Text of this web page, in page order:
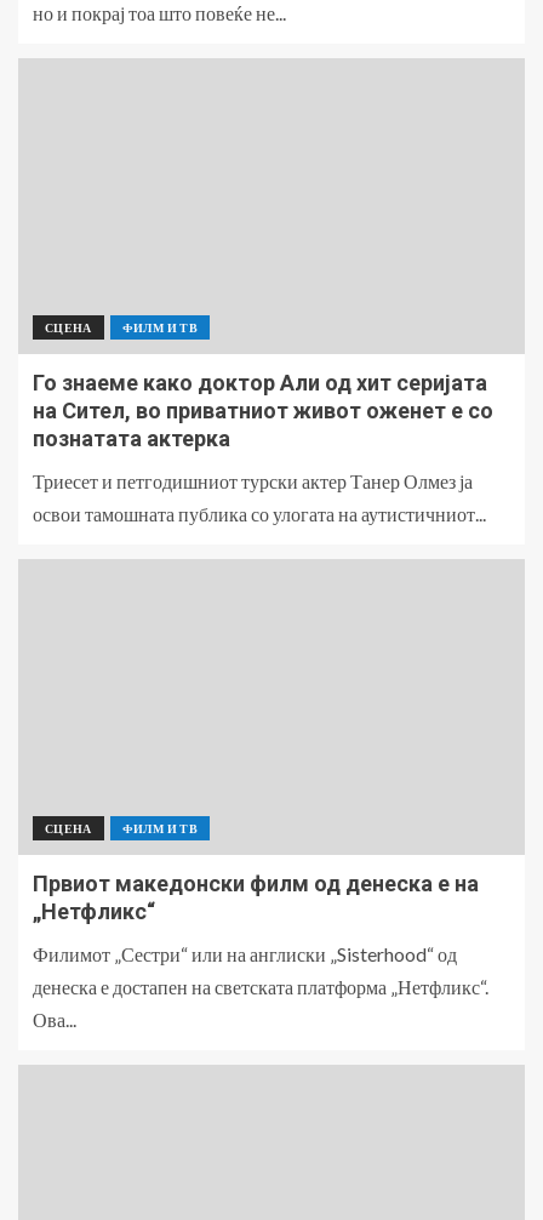
но и покрај тоа што повеќе не...
СЦЕНА ФИЛМ И ТВ
Го знаеме како доктор Али од хит серијата
на Сител, во приватниот живот оженет е со
познатата актерка
Триесет и петгодишниот турски актер Танер Олмез ја
освои тамошната публика со улогата на аутистичниот...
СЦЕНА ФИЛМ И ТВ
Првиот македонски филм од денеска е на
„Нетфликс“
Филимот „Сестри“ или на англиски „Sisterhood“ од
денеска е достапен на светската платформа „Нетфликс“.
Ова...